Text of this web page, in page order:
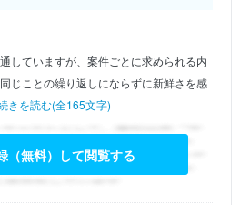
していますが、案件ごとに求められる内
じことの繰り返しにならずに新鮮さを感
きを読む(全165文字)
（無料）して閲覧する